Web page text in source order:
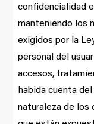
confidencialidad
manteniendo los
exigidos por la
personal del
accesos,
habida cuenta
naturaleza de los